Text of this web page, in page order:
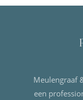
Meulengraaf
een